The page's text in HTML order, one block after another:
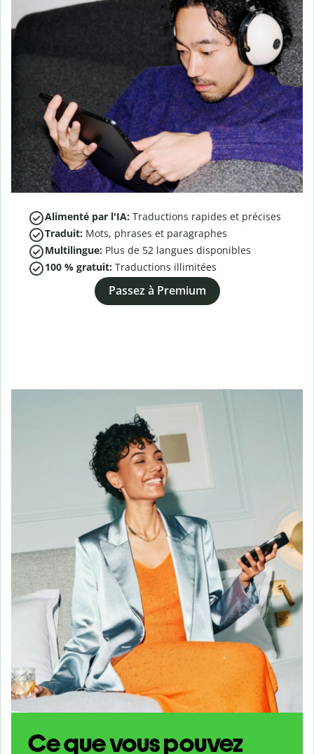
Alimenté par l'IA: Traductions rapides et précises
Traduit: Mots, phrases et paragraphes
Multilingue: Plus de 52 langues disponibles
100 % gratuit: Traductions illimitées
Passez à Premium
Ce que vous pouvez